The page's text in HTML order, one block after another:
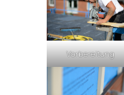
Vorbereitung